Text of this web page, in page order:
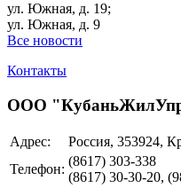
ул. Южная, д. 19;
ул. Южная, д. 9
Все новости
Контакты
ООО
Адрес:
Россия, 353924,
Телефон:
(8617) 303-338
(8617) 30-30-20,